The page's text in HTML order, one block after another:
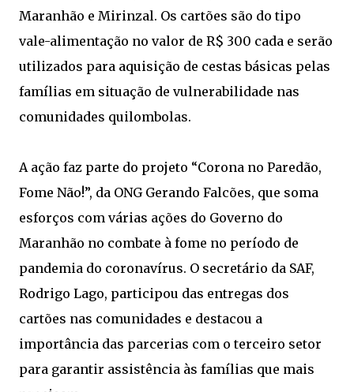
Maranhão e Mirinzal. Os cartões são do tipo
vale-alimentação no valor de R$ 300 cada e serão
utilizados para aquisição de cestas básicas pelas
famílias em situação de vulnerabilidade nas
comunidades quilombolas.
A ação faz parte do projeto “Corona no Paredão,
Fome Não!”, da ONG Gerando Falcões, que soma
esforços com várias ações do Governo do
Maranhão no combate à fome no período de
pandemia do coronavírus. O secretário da SAF,
Rodrigo Lago, participou das entregas dos
cartões nas comunidades e destacou a
importância das parcerias com o terceiro setor
para garantir assistência às famílias que mais